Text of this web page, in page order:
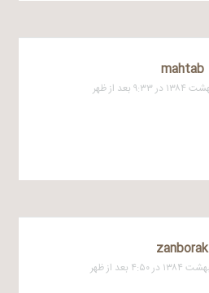
mahtab
zanborak